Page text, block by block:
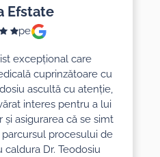
Efstate
pe
excepțional care
cuprinzătoare cu
ascultă cu atenție,
interes pentru a lui
asigurarea că se simt
procesului de
Dr. Teodosiu